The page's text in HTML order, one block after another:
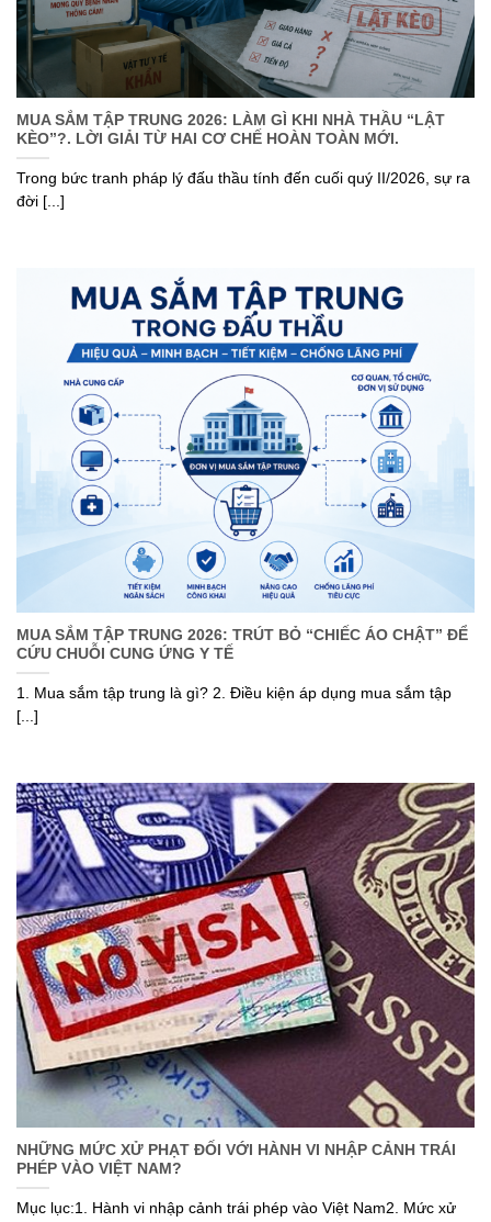
MUA SẮM TẬP TRUNG 2026: LÀM GÌ KHI NHÀ THẦU “LẬT
KÈO”?. LỜI GIẢI TỪ HAI CƠ CHẾ HOÀN TOÀN MỚI.
Trong bức tranh pháp lý đấu thầu tính đến cuối quý II/2026, sự ra
đời [...]
MUA SẮM TẬP TRUNG 2026: TRÚT BỎ “CHIẾC ÁO CHẬT” ĐỂ
CỨU CHUỖI CUNG ỨNG Y TẾ
1. Mua sắm tập trung là gì? 2. Điều kiện áp dụng mua sắm tập
[...]
NHỮNG MỨC XỬ PHẠT ĐỐI VỚI HÀNH VI NHẬP CẢNH TRÁI
PHÉP VÀO VIỆT NAM?
Mục lục:1. Hành vi nhập cảnh trái phép vào Việt Nam2. Mức xử